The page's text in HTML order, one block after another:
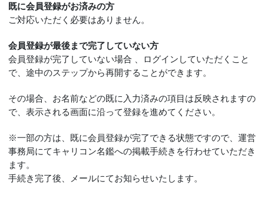
既に会員登録がお済みの方
ご対応いただく必要はありません。
会員登録が最後まで完了していない方
会員登録が完了していない場合 、ログインしていただくこと
で、途中のステップから再開することができます。
その場合、お名前などの既に入力済みの項目は反映されますの
で、表示される画面に沿って登録を進めてください。
※一部の方は、既に会員登録が完了できる状態ですので、運営
事務局にてキャリコン名鑑への掲載手続きを行わせていただき
ます。
手続き完了後、メールにてお知らせいたします。